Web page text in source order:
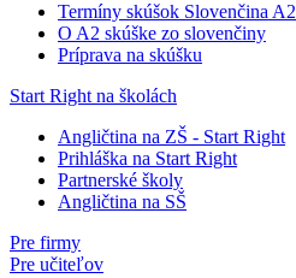
Termíny skúšok Slovenčina A2
O A2 skúške zo slovenčiny
Príprava na skúšku
Start Right na školách
Angličtina na ZŠ - Start Right
Prihláška na Start Right
Partnerské školy
Angličtina na SŠ
Pre firmy
Pre učiteľov